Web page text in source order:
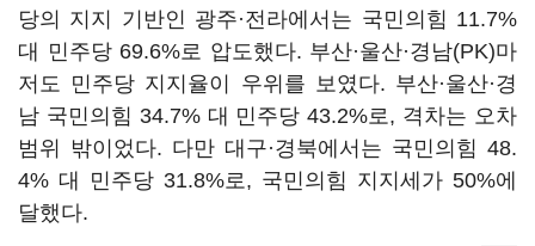
당의 지지 기반인 광주·전라에서는 국민의힘 11.7%
대 민주당 69.6%로 압도했다. 부산·울산·경남(PK)마
저도 민주당 지지율이 우위를 보였다. 부산·울산·경
남 국민의힘 34.7% 대 민주당 43.2%로, 격차는 오차
범위 밖이었다. 다만 대구·경북에서는 국민의힘 48.
4% 대 민주당 31.8%로, 국민의힘 지지세가 50%에
달했다.